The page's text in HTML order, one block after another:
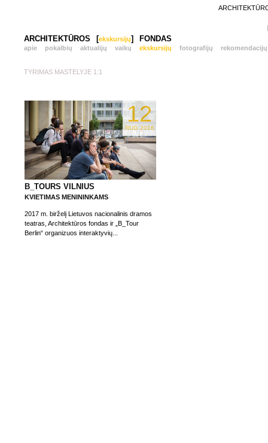
ARCHITEKTŪROS
[ekskursijų] FONDAS
apie pokalbių aktualijų vaikų ekskursijų fotografijų rekomendacijų
TYRIMAS MASTELYJE 1:1
12
RUG 2016
B_TOURS VILNIUS
KVIETIMAS MENININKAMS
2017 m. birželį Lietuvos nacionalinis dramos
teatras, Architektūros fondas ir „B_Tour
Berlin“ organizuos interaktyvių...